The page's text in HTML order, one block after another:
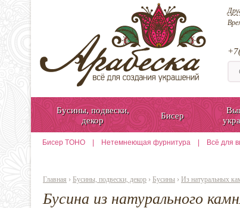
Бусины, подвески,
декор
Бисер
Бисер TOHO Нетемнеющая фурнитура Всё для
Главная › Бусины, подвески, декор › Бусины › Из натуральных
Бусина из натурального